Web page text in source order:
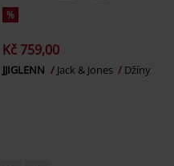
%
Kč 759,00
JJIGLENN Jack & Jones Džíny